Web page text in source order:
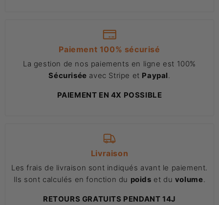
Paiement 100% sécurisé
La gestion de nos paiements en ligne est 100%
Sécurisée avec Stripe et Paypal.
PAIEMENT EN 4X POSSIBLE
Livraison
Les frais de livraison sont indiqués avant le paiement.
Ils sont calculés en fonction du poids et du volume.
RETOURS GRATUITS PENDANT 14J